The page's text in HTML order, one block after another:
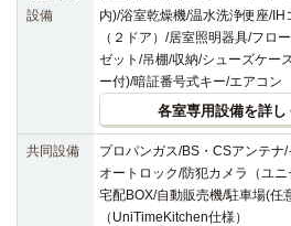
設備
内)/浴室乾燥機/温水洗浄便座/
（２ドア）/居室照明器具/フロ
ゼット/吊棚/収納/シューズケー
ー付)/暗証番号式キー/エアコン
各室専用設備を詳し
共同設備
プロパンガス/BS・CSアンテ
オートロック/防犯カメラ（ユ
宅配BOX/自動販売機/駐車場(任
（UniTimeKitchen仕様）